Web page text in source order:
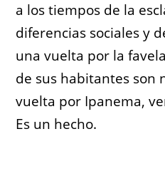
a los tiempos de la
diferencias sociales y
una vuelta por la
de sus habitantes son
vuelta por Ipanema,
Es un hecho.